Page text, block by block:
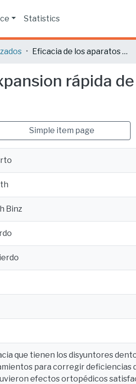
Statistics
Eficacia de los aparatos de expansion rápida de la maxima hora Y has: Revisión de literatura
rápida
Simple item page
Binz
que tienen los disyuntores
para corregir deficiencias
efectos ortopédicos